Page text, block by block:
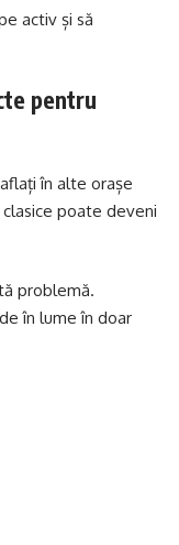
activ și să
pentru
în alte orașe
poate deveni
problemă.
în lume în doar